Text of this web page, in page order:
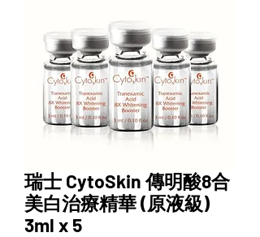
瑞士 CytoSkin 傳明酸8合
美白治療精華 (原液級)
3ml x 5